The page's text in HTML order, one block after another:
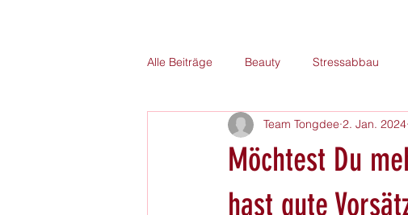
Alle Beiträge Beauty Stressabbau
Massageöl
Möchtest Du
hast gute
Team Tongdee 2. Jan. 2024